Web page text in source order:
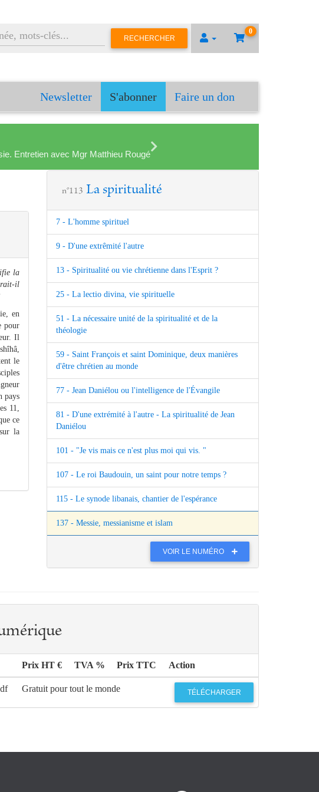
0
RECHERCHER
Newsletter S'abonner Faire un don
Entretien avec Mgr Matthieu Rougé
la
il
en
pour
Il
le
pays
11,
ce
la
n°113 La spiritualité
7 - L'homme spirituel
9 - D'une extrêmité l'autre
13 - Spiritualité ou vie chrétienne dans l'Esprit ?
25 - La lectio divina, vie spirituelle
51 - La nécessaire unité de la spiritualité et de la
théologie
59 - Saint François et saint Dominique, deux manières
d'être chrétien au monde
77 - Jean Daniélou ou l'intelligence de l'Évangile
81 - D'une extrémité à l'autre - La spiritualité de Jean
Daniélou
101 - "Je vis mais ce n'est plus moi qui vis. "
107 - Le roi Baudouin, un saint pour notre temps ?
115 - Le synode libanais, chantier de l'espérance
137 - Messie, messianisme et islam
VOIR LE NUMÉRO
Prix HT € TVA % Prix TTC Action
Gratuit pour tout le monde TÉLÉCHARGER